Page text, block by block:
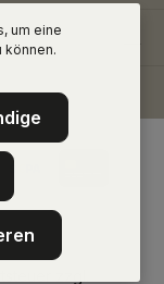
um eine
können.